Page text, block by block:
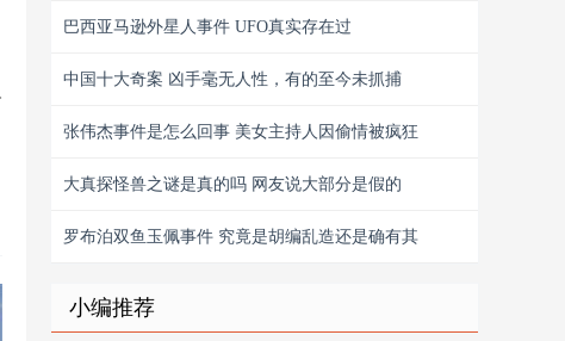
巴西亚马逊外星人事件 UFO真实存在过
中国十大奇案 凶手毫无人性，有的至今未抓捕
张伟杰事件是怎么回事 美女主持人因偷情被疯狂
大真探怪兽之谜是真的吗 网友说大部分是假的
罗布泊双鱼玉佩事件 究竟是胡编乱造还是确有其
小编推荐